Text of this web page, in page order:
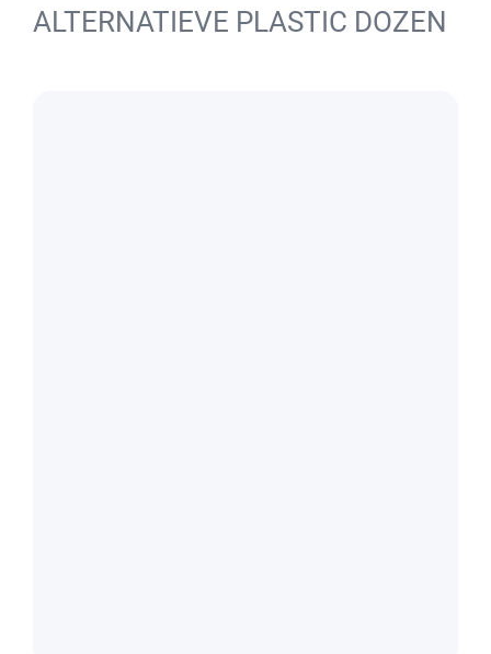
ALTERNATIEVE PLASTIC DOZEN